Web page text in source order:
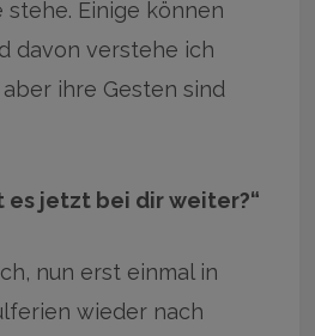
stehe. Einige können
davon verstehe ich
ihre Gesten sind
es jetzt bei dir weiter?“
nun erst einmal in
wieder nach